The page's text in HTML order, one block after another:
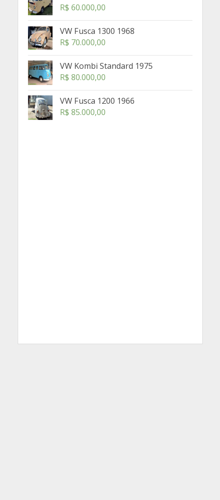
R$ 60.000,00
VW Fusca 1300 1968
R$ 70.000,00
VW Kombi Standard 1975
R$ 80.000,00
VW Fusca 1200 1966
R$ 85.000,00